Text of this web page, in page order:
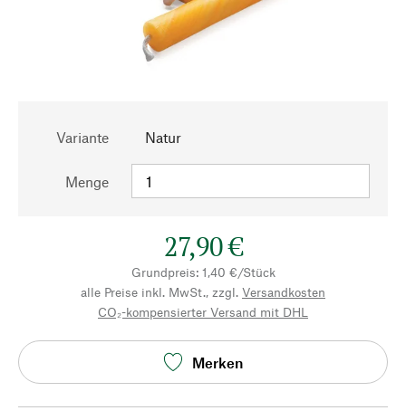
Variante Natur
Menge
27,90 €
Grundpreis: 1,40 €/Stück
alle Preise inkl. MwSt., zzgl. Versandkosten
CO₂-kompensierter Versand mit DHL
Merken